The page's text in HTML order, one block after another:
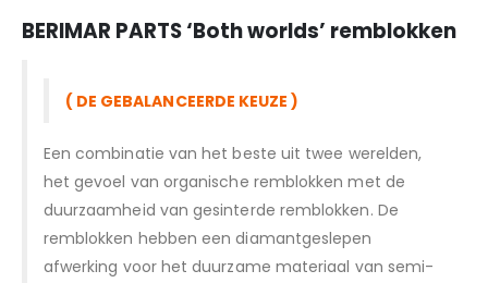
BERIMAR PARTS‘Both worlds’ remblokken
( DE GEBALANCEERDE KEUZE )
Een combinatie van het beste uit twee werelden,
het gevoel van organische remblokken met de
duurzaamheid van gesinterde remblokken. De
remblokken hebben een diamantgeslepen
afwerking voor het duurzame materiaal van semi-